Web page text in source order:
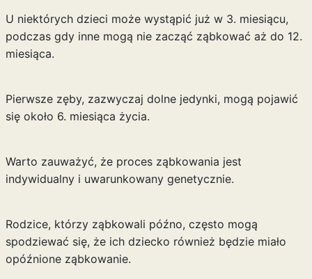
U niektórych dzieci może wystąpić już w 3. miesiącu,
podczas gdy inne mogą nie zacząć ząbkować aż do 12.
miesiąca.
Pierwsze zęby, zazwyczaj dolne jedynki, mogą pojawić
się około 6. miesiąca życia.
Warto zauważyć, że proces ząbkowania jest
indywidualny i uwarunkowany genetycznie.
Rodzice, którzy ząbkowali późno, często mogą
spodziewać się, że ich dziecko również będzie miało
opóźnione ząbkowanie.